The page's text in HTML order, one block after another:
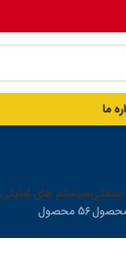
ما
صنعتیسیستم های امنیتی
56 محصول